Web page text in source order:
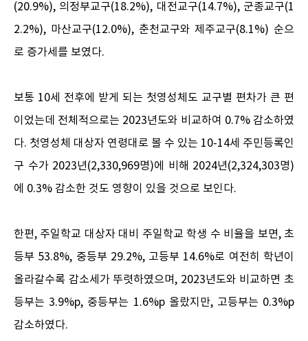
(20.9%), 의정부교구(18.2%), 대전교구(14.7%), 군종교구(1
2.2%), 마산교구(12.0%), 춘천교구와 제주교구(8.1%) 순으
로 증가세를 보였다.
보통 10세 전후에 받게 되는 첫영성체도 교구별 편차가 큰 편
이었는데 전체적으로는 2023년도와 비교하여 0.7% 감소하였
다. 첫영성체 대상자 연령대로 볼 수 있는 10-14세 주민등록인
구 수가 2023년(2,330,969명)에 비해 2024년(2,324,303명)
에 0.3% 감소한 것도 영향이 있을 것으로 보인다.
한편, 주일학교 대상자 대비 주일학교 학생 수 비율을 보면, 초
등부 53.8%, 중등부 29.2%, 고등부 14.6%로 여전히 학년이
올라갈수록 감소세가 뚜렷하였으며, 2023년도와 비교하면 초
등부는 3.9%p, 중등부는 1.6%p 올랐지만, 고등부는 0.3%p
감소하였다.